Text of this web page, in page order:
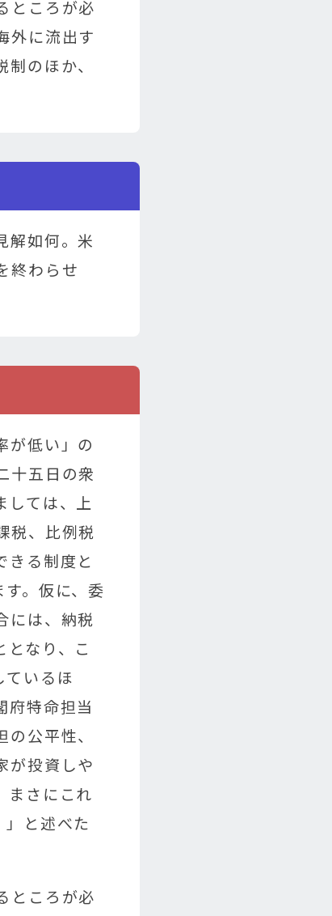
ところが必
外に流出す
のほか、
解如何。米
終わらせ
が低い」の
十五日の衆
しては、上
税、比例税
きる制度と
。仮に、委
には、納税
なり、こ
いるほ
府特命担当
公平性、
が投資しや
まさにこれ
と述べた
ところが必